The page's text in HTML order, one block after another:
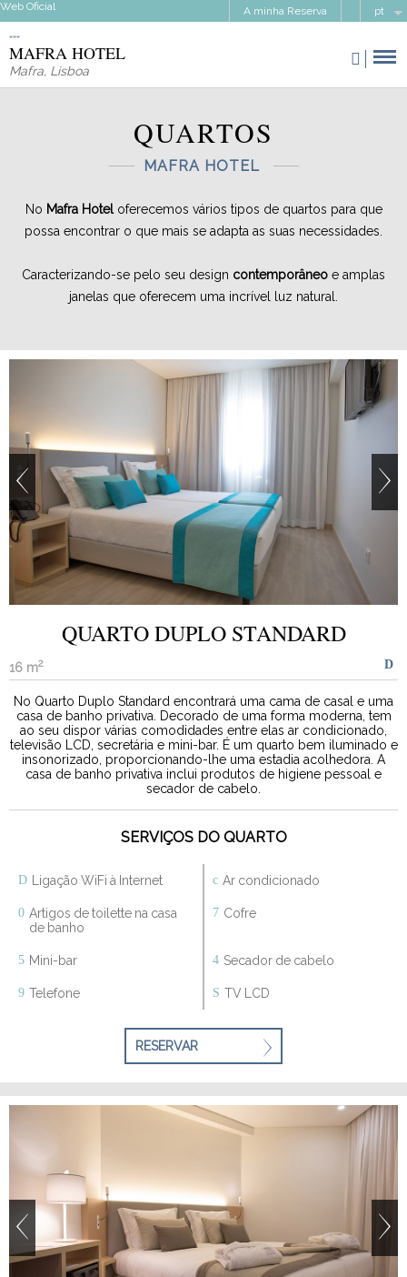
Web Oficial A minha Reserva pt
MAFRA HOTEL
Mafra, Lisboa
QUARTOS
MAFRA HOTEL
No Mafra Hotel oferecemos vários tipos de quartos para que
possa encontrar o que mais se adapta as suas necessidades.
Caracterizando-se pelo seu design contemporâneo e amplas
janelas que oferecem uma incrível luz natural.
QUARTO DUPLO STANDARD
16 m2
No Quarto Duplo Standard encontrará uma cama de casal e uma
casa de banho privativa. Decorado de uma forma moderna, tem
ao seu dispor várias comodidades entre elas ar condicionado,
televisão LCD, secretária e mini-bar. É um quarto bem iluminado e
insonorizado, proporcionando-lhe uma estadia acolhedora. A
casa de banho privativa inclui produtos de higiene pessoal e
secador de cabelo.
SERVIÇOS DO QUARTO
Ligação WiFi à Internet Ar condicionado
Artigos de toilette na casa
de banho
Cofre
Mini-bar Secador de cabelo
Telefone TV LCD
RESERVAR